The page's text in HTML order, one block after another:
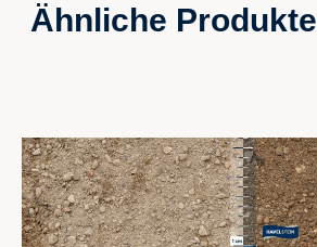
Ähnliche Produkte
Produktgalerie überspringen